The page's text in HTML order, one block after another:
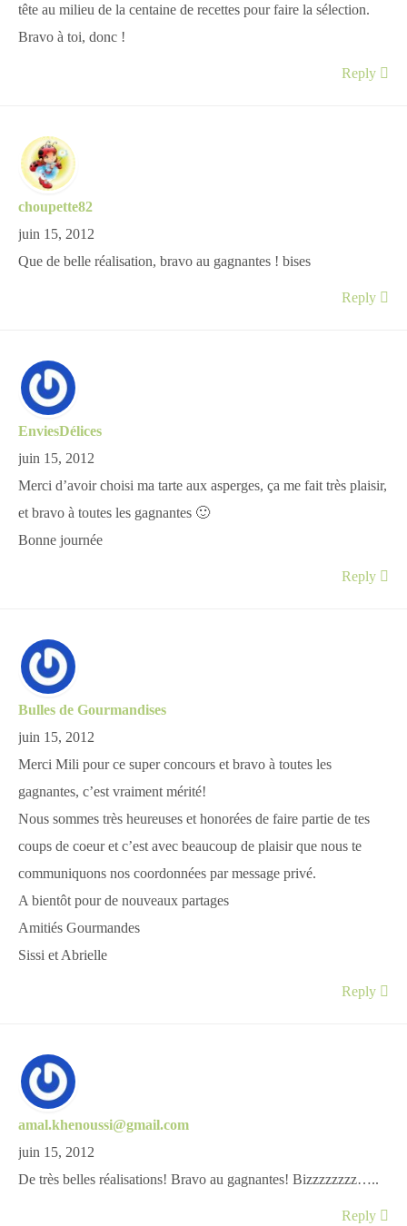
tête au milieu de la centaine de recettes pour faire la sélection.
Bravo à toi, donc !
Reply
choupette82
juin 15, 2012
Que de belle réalisation, bravo au gagnantes ! bises
Reply
EnviesDélices
juin 15, 2012
Merci d’avoir choisi ma tarte aux asperges, ça me fait très plaisir,
et bravo à toutes les gagnantes 🙂
Bonne journée
Reply
Bulles de Gourmandises
juin 15, 2012
Merci Mili pour ce super concours et bravo à toutes les
gagnantes, c’est vraiment mérité!
Nous sommes très heureuses et honorées de faire partie de tes
coups de coeur et c’est avec beaucoup de plaisir que nous te
communiquons nos coordonnées par message privé.
A bientôt pour de nouveaux partages
Amitiés Gourmandes
Sissi et Abrielle
Reply
amal.khenoussi@gmail.com
juin 15, 2012
De très belles réalisations! Bravo au gagnantes! Bizzzzzzzz…..
Reply